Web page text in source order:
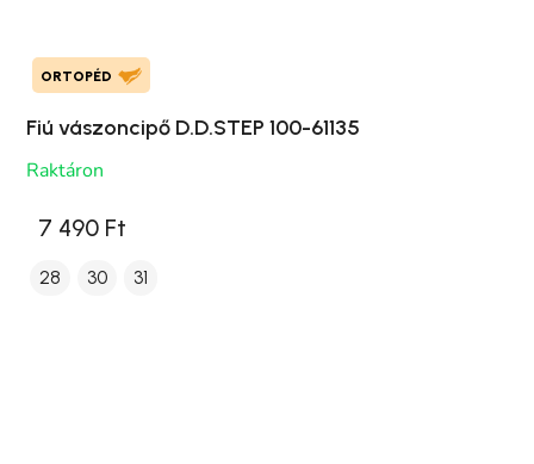
ORTOPÉD
Fiú vászoncipő D.D.STEP 100-61135
Raktáron
7 490 Ft
28 30 31